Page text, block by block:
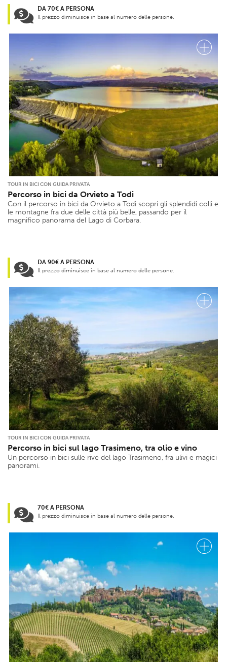
DA 70€ A PERSONA
Il prezzo diminuisce in base al numero delle persone.
TOUR IN BICI CON GUIDA PRIVATA
Percorso in bici da Orvieto a Todi
Con il percorso in bici da Orvieto a Todi scopri gli splendidi colli e
le montagne fra due delle città più belle, passando per il
magnifico panorama del Lago di Corbara.
DA 90€ A PERSONA
Il prezzo diminuisce in base al numero delle persone.
TOUR IN BICI CON GUIDA PRIVATA
Percorso in bici sul lago Trasimeno, tra olio e vino
Un percorso in bici sulle rive del lago Trasimeno, fra ulivi e magici
panorami.
70€ A PERSONA
Il prezzo diminuisce in base al numero delle persone.